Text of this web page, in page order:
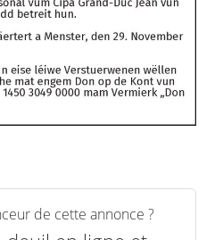
de cette annonce ?